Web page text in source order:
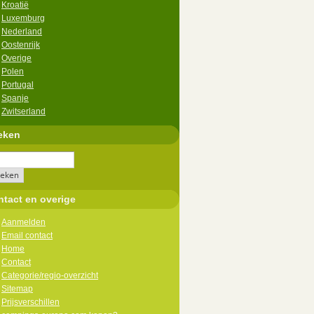
Kroatië
Luxemburg
Nederland
Oostenrijk
Overige
Polen
Portugal
Spanje
Zwitserland
en overige
Aanmelden
Email contact
Home
Contact
Categorie/regio-overzicht
Sitemap
Prijsverschillen